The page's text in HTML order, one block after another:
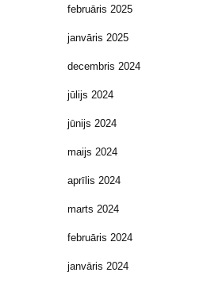
februāris 2025
janvāris 2025
decembris 2024
jūlijs 2024
jūnijs 2024
maijs 2024
aprīlis 2024
marts 2024
februāris 2024
janvāris 2024